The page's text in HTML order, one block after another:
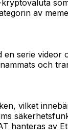
av
en serie
och
vilket
hanteras av